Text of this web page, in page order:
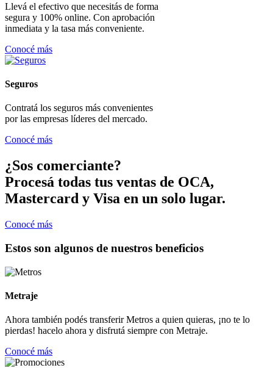
Llevá el efectivo que necesitás de forma
segura y 100% online. Con aprobación
inmediata y la tasa más conveniente.
Conocé más
Seguros
Contratá los seguros más convenientes
por las empresas líderes del mercado.
Conocé más
¿Sos comerciante?
Procesá todas tus ventas de OCA,
Mastercard y Visa en un solo lugar.
Conocé más
Estos son algunos de nuestros beneficios
Metraje
Ahora también podés transferir Metros a quien quieras, ¡no te lo
pierdas! hacelo ahora y disfrutá siempre con Metraje.
Conocé más